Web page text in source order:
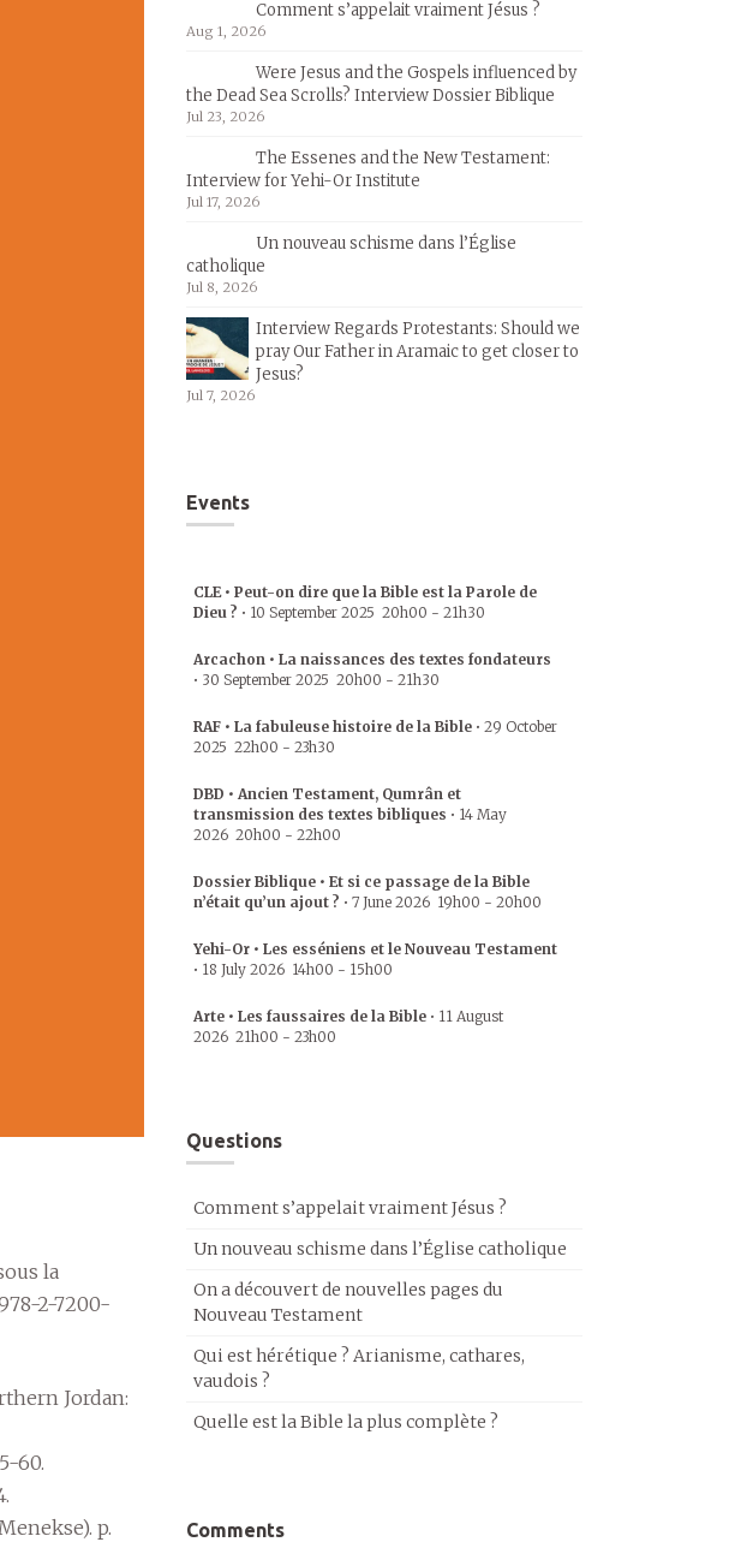
la
2-7200-
Jordan:
60.
p.
Comment s’appelait vraiment Jésus ?
Aug 1, 2026
Were Jesus and the Gospels influenced by
the Dead Sea Scrolls? Interview Dossier Biblique
Jul 23, 2026
The Essenes and the New Testament:
Interview for Yehi-Or Institute
Jul 17, 2026
Un nouveau schisme dans l’Église
catholique
Jul 8, 2026
Interview Regards Protestants: Should we
pray Our Father in Aramaic to get closer to
Jesus?
Jul 7, 2026
Events
CLE • Peut-on dire que la Bible est la Parole de
Dieu ? • 10 September 2025 20h00 - 21h30
Arcachon • La naissances des textes fondateurs
• 30 September 2025 20h00 - 21h30
RAF • La fabuleuse histoire de la Bible • 29 October
2025 22h00 - 23h30
DBD • Ancien Testament, Qumrân et
transmission des textes bibliques • 14 May
2026 20h00 - 22h00
Dossier Biblique • Et si ce passage de la Bible
n’était qu’un ajout ? • 7 June 2026 19h00 - 20h00
Yehi-Or • Les esséniens et le Nouveau Testament
• 18 July 2026 14h00 - 15h00
Arte • Les faussaires de la Bible • 11 August
2026 21h00 - 23h00
Questions
Comment s’appelait vraiment Jésus ?
Un nouveau schisme dans l’Église catholique
On a découvert de nouvelles pages du
Nouveau Testament
Qui est hérétique ? Arianisme, cathares,
vaudois ?
Quelle est la Bible la plus complète ?
Comments